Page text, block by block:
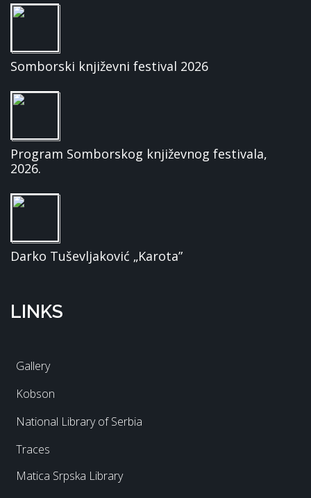
Somborski književni festival 2026
Program Somborskog književnog festivala,
2026.
Darko Tuševljaković „Karota”
LINKS
Gallery
Kobson
National Library of Serbia
Traces
Matica Srpska Library